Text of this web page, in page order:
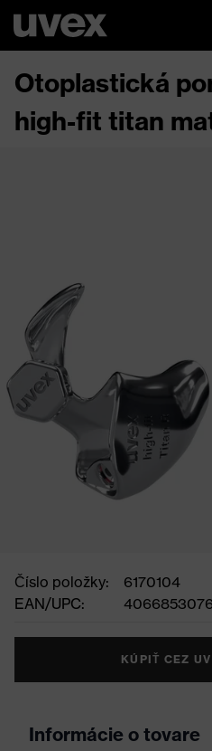
Otoplastická
high-fit titan
Číslo položky:
6170104
EAN/UPC:
KÚPIŤ CEZ
Informácie o tovare